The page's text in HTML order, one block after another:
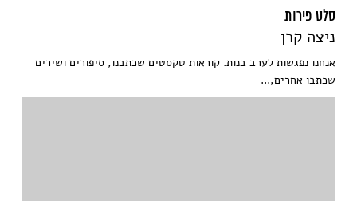
סלט פירות
ניצה קרן
אנחנו נפגשות לערב בנות. קוראות טקסטים שכתבנו, סיפורים ושירים
שכתבו אחרים,...